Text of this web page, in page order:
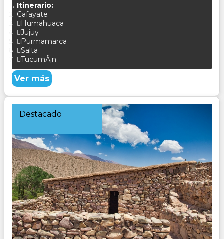
Itinerario:
Cafayate
Humahuaca
Jujuy
Purmamarca
Salta
TucumÃ¡n
Ver más
Destacado